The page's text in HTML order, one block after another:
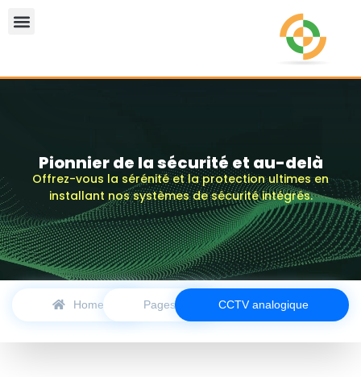
Pionnier de la sécurité et au-delà
Offrez-vous la sérénité et la protection ultimes en
installant nos systèmes de sécurité intégrés.
Home Pages CCTV analogique